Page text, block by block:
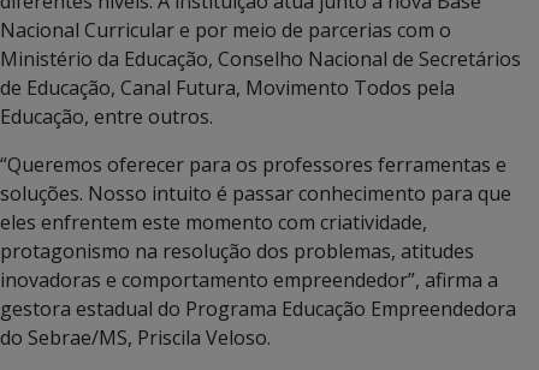
Nacional Curricular e por meio de parcerias com o
Ministério da Educação, Conselho Nacional de Secretários
de Educação, Canal Futura, Movimento Todos pela
Educação, entre outros.
“Queremos oferecer para os professores ferramentas e
soluções. Nosso intuito é passar conhecimento para que
eles enfrentem este momento com criatividade,
protagonismo na resolução dos problemas, atitudes
inovadoras e comportamento empreendedor”, afirma a
gestora estadual do Programa Educação Empreendedora
do Sebrae/MS, Priscila Veloso.